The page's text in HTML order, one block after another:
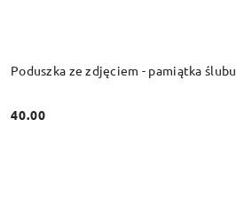
Poduszka ze zdjęciem - pamiątka ślubu
Cena:
40.00